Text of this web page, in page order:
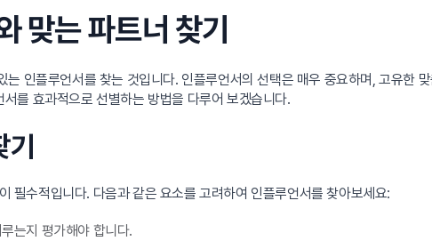
맞는 파트너 찾기
인플루언서를 찾는 것입니다. 인플루언서의 선택은 매우 중요하며, 고유한
를 효과적으로 선별하는 방법을 다루어 보겠습니다.
필수적입니다. 다음과 같은 요소를 고려하여 인플루언서를 찾아보세요:
는지 평가해야 합니다.